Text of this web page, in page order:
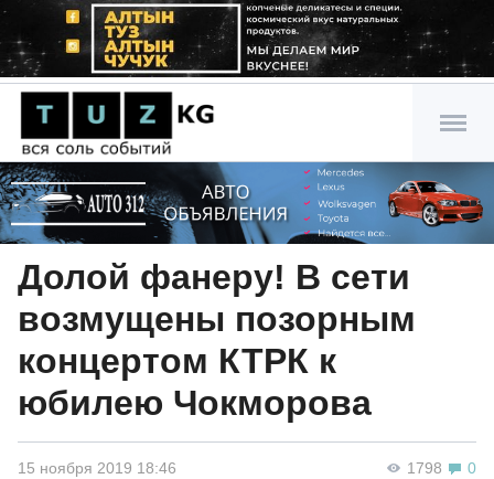
Долой фанеру! В сети
возмущены позорным
концертом КТРК к
юбилею Чокморова
1798 0
15 ноября 2019 18:46